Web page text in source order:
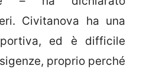
Civitanova ha una
ed è difficile
proprio perché